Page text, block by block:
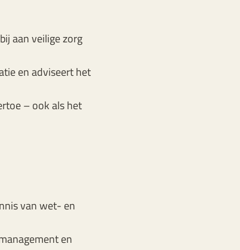
aan veilige zorg
en adviseert het
– ook als het
van wet- en
en